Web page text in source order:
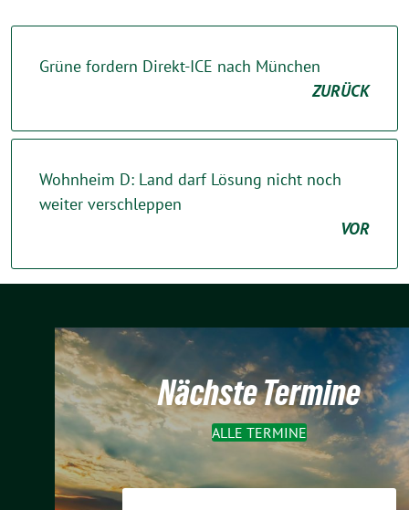
Grüne fordern Direkt-ICE nach München
ZURÜCK
Wohnheim D: Land darf Lösung nicht noch
weiter verschleppen
VOR
Nächste Termine
ALLE TERMINE